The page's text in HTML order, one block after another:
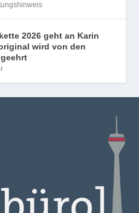
2026 geht an Karin
wird von den